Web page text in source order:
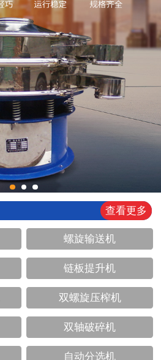
现场视频
联系我们
查看更多
螺旋输送机
链板提升机
双螺旋压榨机
双轴破碎机
自动分选机